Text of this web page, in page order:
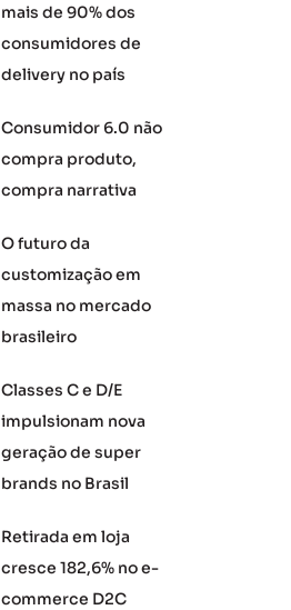
mais de 90% dos
consumidores de
delivery no país
Consumidor 6.0 não
compra produto,
compra narrativa
O futuro da
customização em
massa no mercado
brasileiro
Classes C e D/E
impulsionam nova
geração de super
brands no Brasil
Retirada em loja
cresce 182,6% no e-
commerce D2C